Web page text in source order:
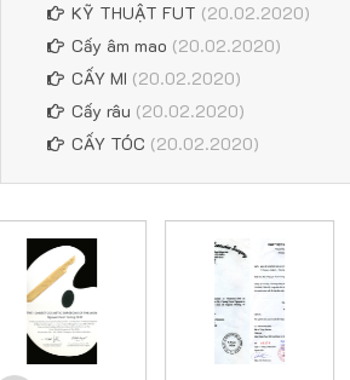
KỸ THUẬT FUT (20.02.2020)
Cấy âm mao (20.02.2020)
CẤY MI (20.02.2020)
Cấy râu (20.02.2020)
CẤY TÓC (20.02.2020)